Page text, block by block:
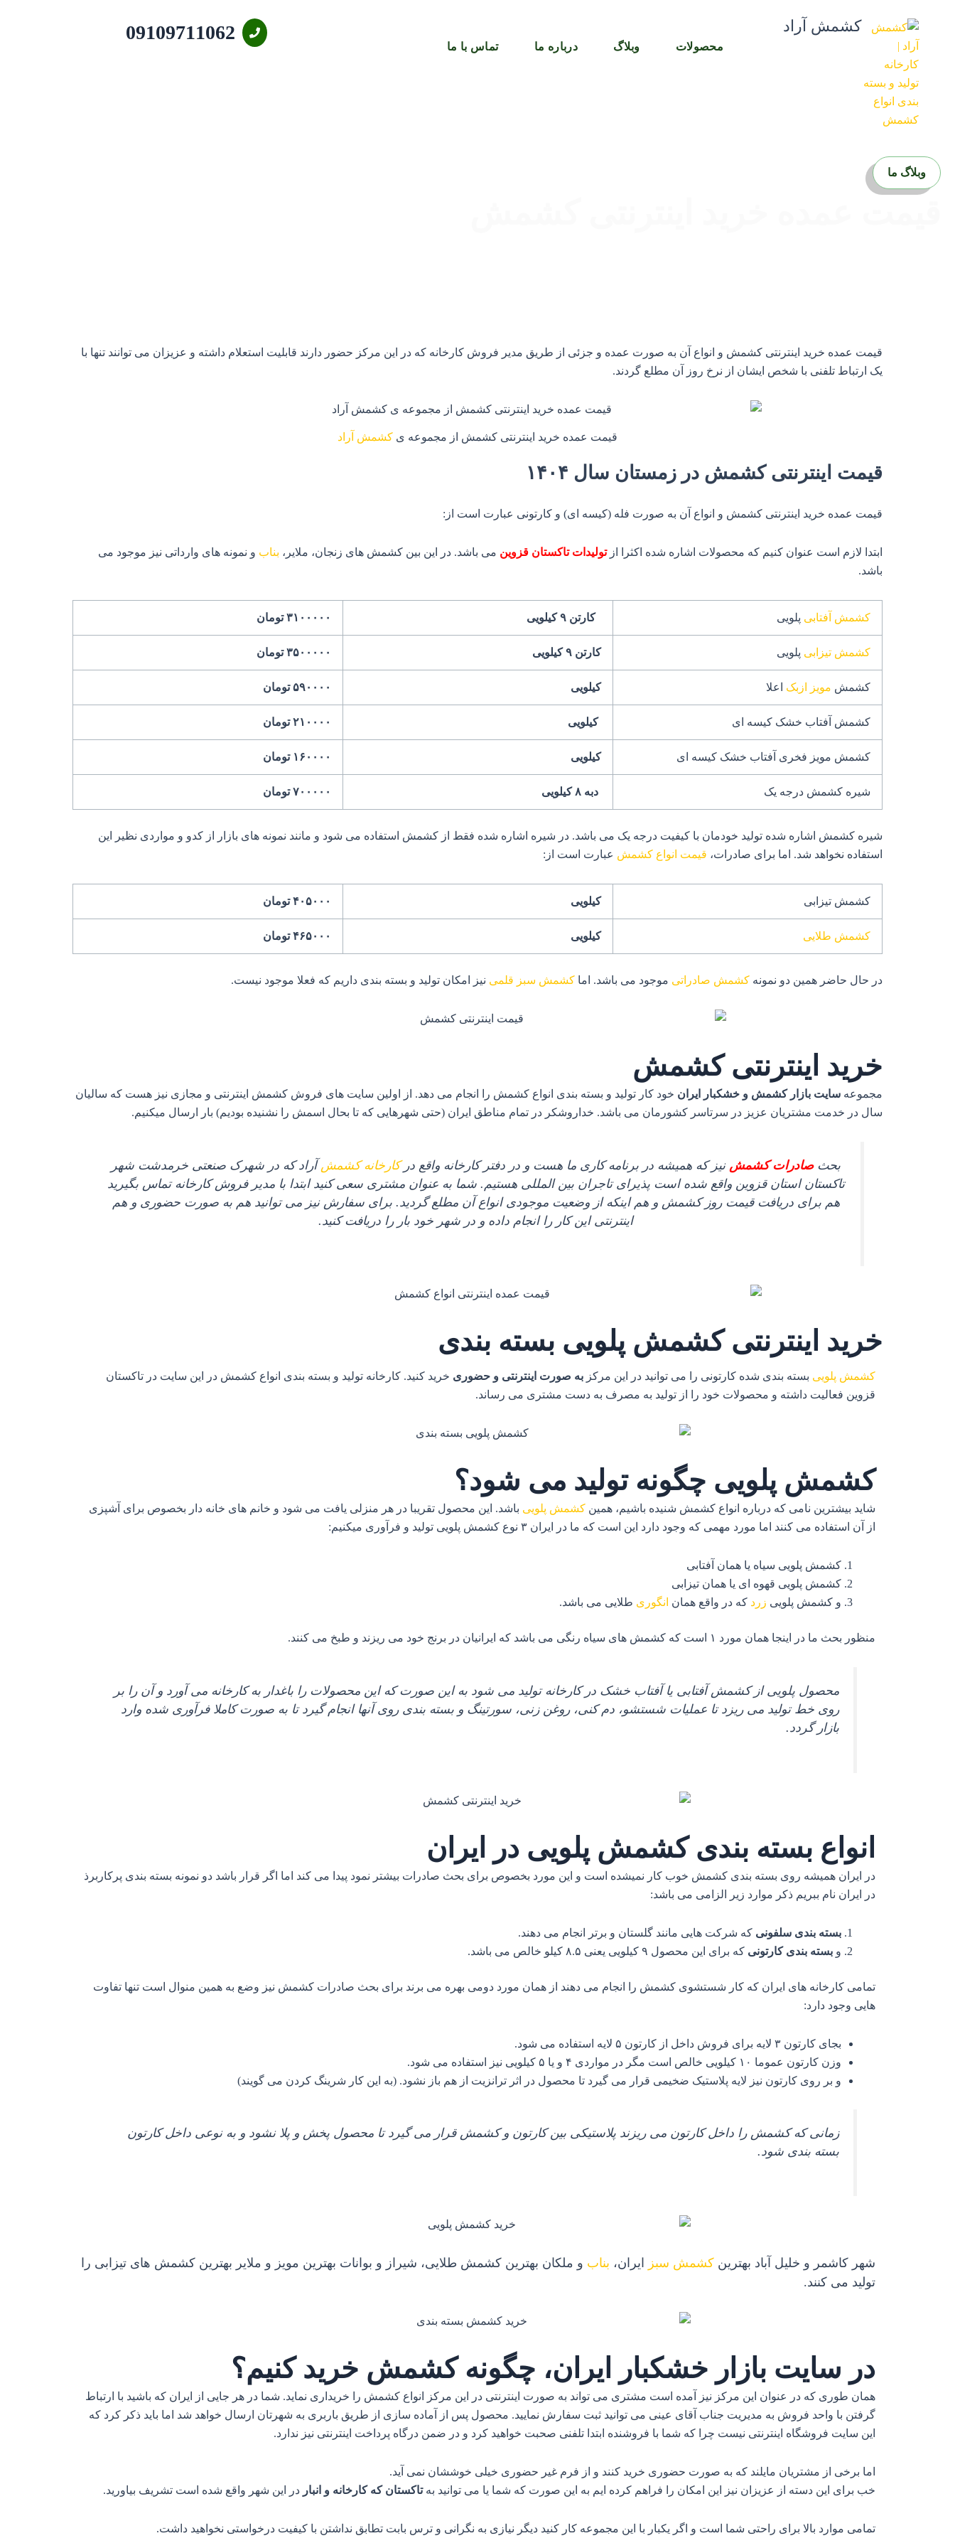
کشمش آراد
محصولات وبلاگ درباره ما تماس با ما
09109711062
وبلاگ ما
قیمت عمده خرید اینترنتی کشمش و انواع آن به صورت عمده و جزئی از طریق مدیر فروش کارخانه که در این مرکز حضور دارند قابلیت استعلام داشته و عزیزان می توانند تنها با
یک ارتباط تلفنی با شخص ایشان از نرخ روز آن مطلع گردند.
قیمت عمده خرید اینترنتی کشمش از مجموعه ی کشمش آراد
قیمت اینترنتی کشمش در زمستان سال ۱۴۰۴
قیمت عمده خرید اینترنتی کشمش و انواع آن به صورت فله (کیسه ای) و کارتونی عبارت است از:
ابتدا لازم است عنوان کنیم که محصولات اشاره شده اکثرا ازتولیدات تاکستان قزوین می باشد. در این بین کشمش های زنجان، ملایر، بناب و نمونه های وارداتی نیز موجود می
باشد.
کشمش آفتابی پلویی کارتن ۹ کیلویی ۳۱۰۰۰۰۰ تومان
کشمش تیزابی پلویی کارتن ۹ کیلویی ۳۵۰۰۰۰۰ تومان
کشمش مویز ازبک اعلا کیلویی ۵۹۰۰۰۰ تومان
کشمش آفتاب خشک کیسه ای کیلویی ۲۱۰۰۰۰ تومان
کشمش مویز فخری آفتاب خشک کیسه ای کیلویی ۱۶۰۰۰۰ تومان
شیره کشمش درجه یک دبه ۸ کیلویی ۷۰۰۰۰۰ تومان
شیره کشمش اشاره شده تولید خودمان با کیفیت درجه یک می باشد. در شیره اشاره شده فقط از کشمش استفاده می شود و مانند نمونه های بازار از کدو و مواردی نظیر این
استفاده نخواهد شد. اما برای صادرات، قیمت انواع کشمش عبارت است از:
کشمش تیزابی کیلویی ۴۰۵۰۰۰ تومان
کشمش طلایی کیلویی ۴۶۵۰۰۰ تومان
در حال حاضر همین دو نمونه کشمش صادراتی موجود می باشد. اما کشمش سبز قلمی نیز امکان تولید و بسته بندی داریم که فعلا موجود نیست.
خرید اینترنتی کشمش
مجموعه سایت بازار کشمش و خشکبار ایران خود کار تولید و بسته بندی انواع کشمش را انجام می دهد. از اولین سایت های فروش کشمش اینترنتی و مجازی نیز هست که سالیان
سال در خدمت مشتریان عزیز در سرتاسر کشورمان می باشد. خداروشکر در تمام مناطق ایران (حتی شهرهایی که تا بحال اسمش را نشنیده بودیم) بار ارسال میکنیم.
بحثصادرات کشمش نیز که همیشه در برنامه کاری ما هست و در دفتر کارخانه واقع درکارخانه کشمش آراد که در شهرک صنعتی خرمدشت شهر
تاکستان استان قزوین واقع شده است پذیرای تاجران بین المللی هستیم. شما به عنوان مشتری سعی کنید ابتدا با مدیر فروش کارخانه تماس بگیرید
هم برای دریافت قیمت روز کشمش و هم اینکه از وضعیت موجودی انواع آن مطلع گردید. برای سفارش نیز می توانید هم به صورت حضوری و هم
اینترنتی این کار را انجام داده و در شهر خود بار را دریافت کنید.
خرید اینترنتی کشمش پلویی بسته بندی
کشمش پلویی بسته بندی شده کارتونی را می توانید در این مرکز به صورت اینترنتی و حضوری خرید کنید. کارخانه تولید و بسته بندی انواع کشمش در این سایت در تاکستان
قزوین فعالیت داشته و محصولات خود را از تولید به مصرف به دست مشتری می رساند.
کشمش پلویی چگونه تولید می شود؟
شاید بیشترین نامی که درباره انواع کشمش شنیده باشیم، همین کشمش پلویی باشد. این محصول تقریبا در هر منزلی یافت می شود و خانم های خانه دار بخصوص برای آشپزی
از آن استفاده می کنند اما مورد مهمی که وجود دارد این است که ما در ایران ۳ نوع کشمش پلویی تولید و فرآوری میکنیم:
کشمش پلویی سیاه یا همان آفتابی
کشمش پلویی قهوه ای یا همان تیزابی
و کشمش پلویی زرد که در واقع همان انگوری طلایی می باشد.
منظور بحث ما در اینجا همان مورد ۱ است که کشمش های سیاه رنگی می باشد که ایرانیان در برنج خود می ریزند و طبخ می کنند.
محصول پلویی از کشمش آفتابی یا آفتاب خشک در کارخانه تولید می شود به این صورت که این محصولات را باغدار به کارخانه می آورد و آن را بر
روی خط تولید می ریزد تا عملیات شستشو، دم کنی، روغن زنی، سورتینگ و بسته بندی روی آنها انجام گیرد تا به صورت کاملا فرآوری شده وارد
بازار گردد.
انواع بسته بندی کشمش پلویی در ایران
در ایران همیشه روی بسته بندی کشمش خوب کار نمیشده است و این مورد بخصوص برای بحث صادرات بیشتر نمود پیدا می کند اما اگر قرار باشد دو نمونه بسته بندی پرکاربرذ
در ایران نام ببریم ذکر موارد زیر الزامی می باشد:
بسته بندی سلفونی که شرکت هایی مانند گلستان و برتر انجام می دهند.
و بسته بندی کارتونی که برای این محصول ۹ کیلویی یعنی ۸.۵ کیلو خالص می باشد.
تمامی کارخانه های ایران که کار شستشوی کشمش را انجام می دهند از همان مورد دومی بهره می برند برای بحث صادرات کشمش نیز وضع به همین منوال است تنها تفاوت
هایی وجود دارد:
بجای کارتون ۳ لایه برای فروش داخل از کارتون ۵ لایه استفاده می شود.
وزن کارتون عموما ۱۰ کیلویی خالص است مگر در مواردی ۴ و یا ۵ کیلویی نیز استفاده می شود.
و بر روی کارتون نیز لایه پلاستیک ضخیمی قرار می گیرد تا محصول در اثر ترانزیت از هم باز نشود. (به این کار شرینگ کردن می گویند)
زمانی که کشمش را داخل کارتون می ریزند پلاستیکی بین کارتون و کشمش قرار می گیرد تا محصول پخش و پلا نشود و به نوعی داخل کارتون
بسته بندی شود.
شهر کاشمر و خلیل آباد بهترین کشمش سبز ایران، بناب و ملکان بهترین کشمش طلایی، شیراز و بوانات بهترین مویز و ملایر بهترین کشمش های تیزابی را
تولید می کنند.
در سایت بازار خشکبار ایران، چگونه کشمش خرید کنیم؟
همان طوری که در عنوان این مرکز نیز آمده است مشتری می تواند به صورت اینترنتی در این مرکز انواع کشمش را خریداری نماید. شما در هر جایی از ایران که باشید با ارتباط
گرفتن با واحد فروش به مدیریت جناب آقای عینی می توانید ثبت سفارش نمایید. محصول پس از آماده سازی از طریق باربری به شهرتان ارسال خواهد شد اما باید ذکر کرد که
این سایت فروشگاه اینترنتی نیست چرا که شما با فروشنده ابتدا تلفنی صحبت خواهید کرد و در ضمن درگاه پرداخت اینترنتی نیز ندارد.
اما برخی از مشتریان مایلند که به صورت حضوری خرید کنند و از فرم غیر حضوری خیلی خوششان نمی آید.
خب برای این دسته از عزیزان نیز این امکان را فراهم کرده ایم به این صورت که شما یا می توانید بهتاکستان که کارخانه و انبار در این شهر واقع شده است تشریف بیاورید.
تمامی موارد بالا برای راحتی شما است و اگر یکبار با این مجموعه کار کنید دیگر نیازی به نگرانی و ترس بابت تطابق نداشتن با کیفیت درخواستی نخواهید داشت.